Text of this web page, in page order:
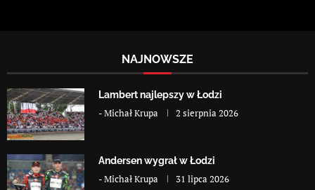
NAJNOWSZE
Lambert najlepszy w Łodzi
-Michał Krupa 2 sierpnia 2026
Andersen wygrał w Łodzi
-Michał Krupa 31 lipca 2026